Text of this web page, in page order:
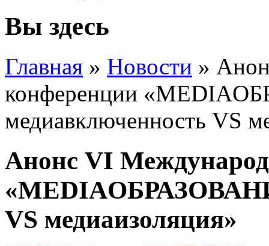
Вы здесь
Главная » Новости »
конференции
медиавключенность VS
Анонс VI
VS медиаизоляция»